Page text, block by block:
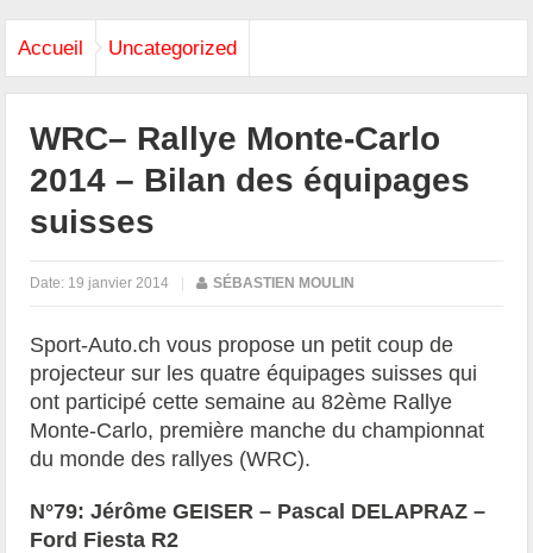
Accueil Uncategorized
WRC– Rallye Monte-Carlo
2014 – Bilan des équipages
suisses
Date: 19 janvier 2014 | SÉBASTIEN MOULIN
Sport-Auto.ch vous propose un petit coup de
projecteur sur les quatre équipages suisses qui
ont participé cette semaine au 82ème Rallye
Monte-Carlo, première manche du championnat
du monde des rallyes (WRC).
N°79: Jérôme GEISER – Pascal DELAPRAZ –
Ford Fiesta R2